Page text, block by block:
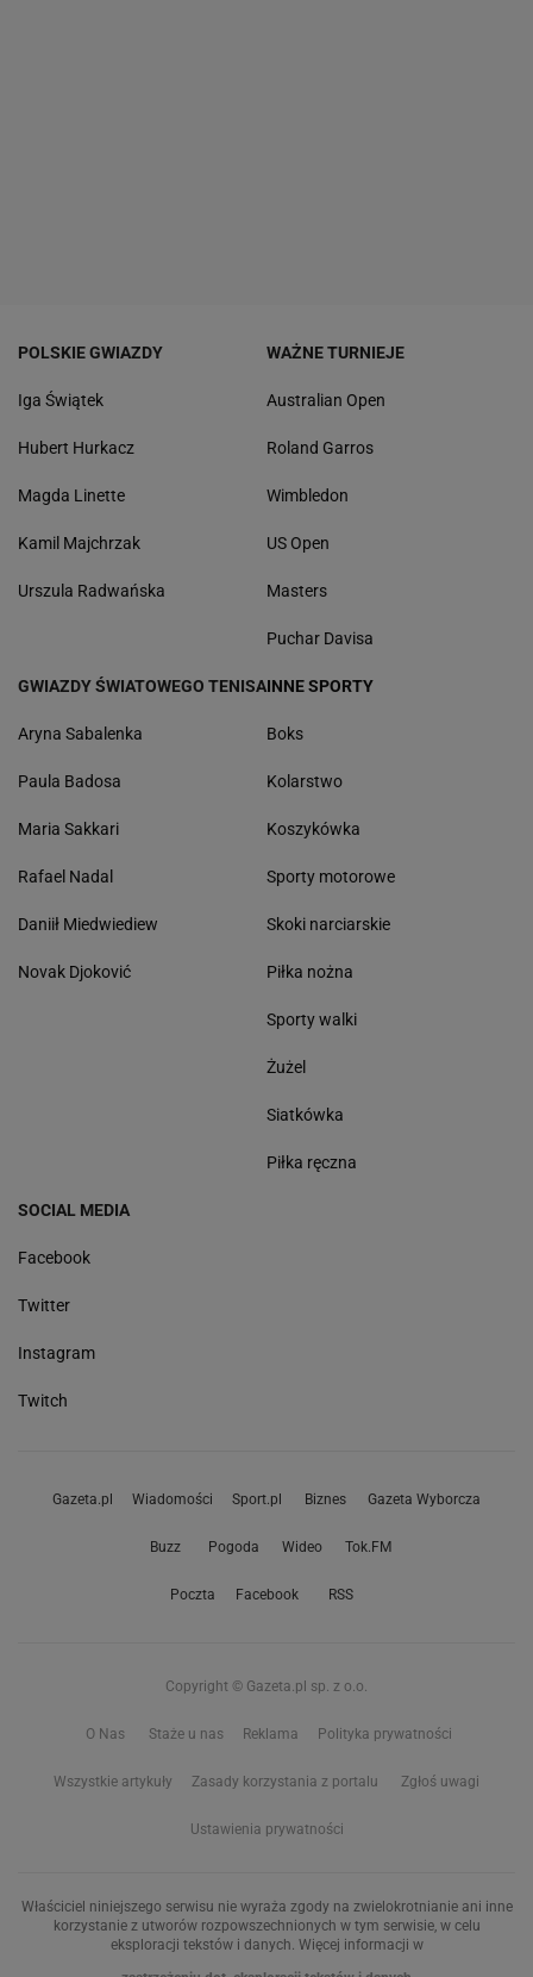
POLSKIE GWIAZDY
Iga Świątek
Hubert Hurkacz
Magda Linette
Kamil Majchrzak
Urszula Radwańska
WAŻNE TURNIEJE
Australian Open
Roland Garros
Wimbledon
US Open
Masters
Puchar Davisa
GWIAZDY ŚWIATOWEGO TENISA
Aryna Sabalenka
Paula Badosa
Maria Sakkari
Rafael Nadal
Daniił Miedwiediew
Novak Djoković
INNE SPORTY
Boks
Kolarstwo
Koszykówka
Sporty motorowe
Skoki narciarskie
Piłka nożna
Sporty walki
Żużel
Siatkówka
Piłka ręczna
SOCIAL MEDIA
Facebook
Twitter
Instagram
Twitch
Gazeta.pl Wiadomości Sport.pl Biznes Gazeta Wyborcza
Buzz Pogoda Wideo Tok.FM
Poczta Facebook RSS
Copyright © Gazeta.pl sp. z o.o.
O Nas Staże u nas Reklama Polityka prywatności
Wszystkie artykuły Zasady korzystania z portalu Zgłoś uwagi
Ustawienia prywatności
Właściciel niniejszego serwisu nie wyraża zgody na zwielokrotnianie ani inne
korzystanie z utworów rozpowszechnionych w tym serwisie, w celu
eksploracji tekstów i danych. Więcej informacji w